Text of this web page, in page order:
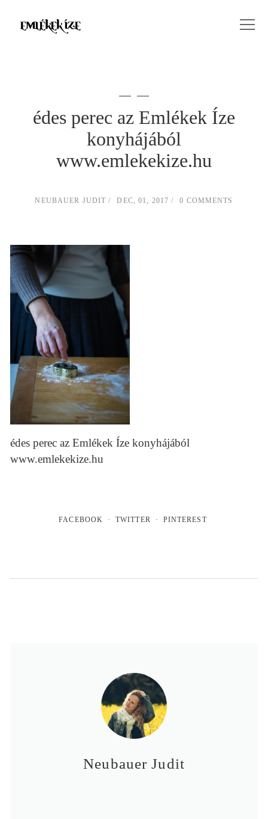
édes perec az Emlékek Íze
konyhájából
www.emlekekize.hu
NEUBAUER JUDIT DEC, 01, 2017 0 COMMENTS
édes perec az Emlékek Íze konyhájából
www.emlekekize.hu
FACEBOOK TWITTER PINTEREST
Neubauer Judit